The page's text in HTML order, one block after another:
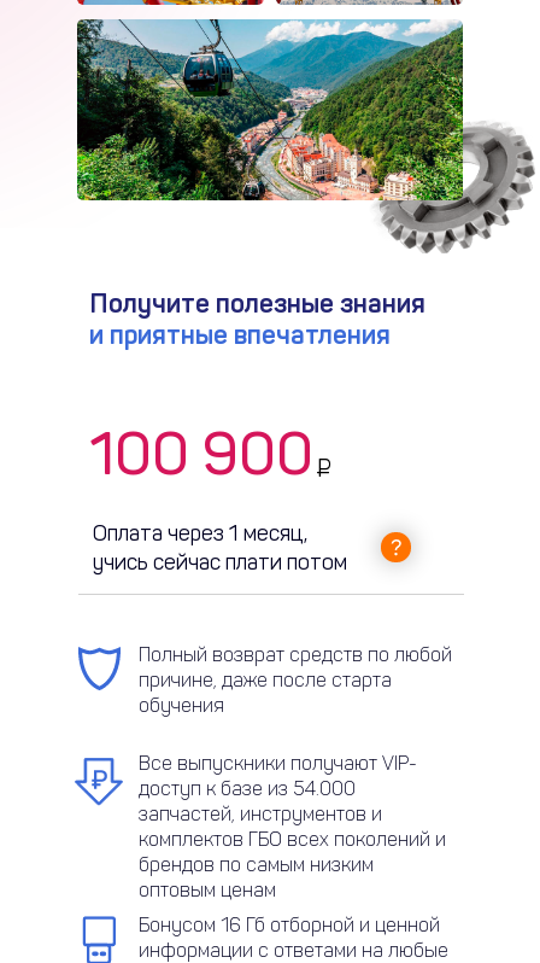
Получите полезные знания
и приятные впечатления
Оплата через 1 месяц,
учись сейчас плати потом
100 900
Полный возврат средств по любой
причине, даже после старта
обучения
Все выпускники получают VIP-
доступ к базе из 54.000
запчастей, инструментов и
комплектов ГБО всех поколений и
брендов по самым низким
оптовым ценам
Бонусом 16 Гб отборной и ценной
информации с ответами на любые
₽